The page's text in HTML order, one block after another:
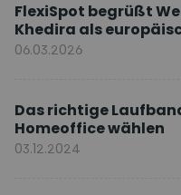
FlexiSpot begrüßt
Khedira als
Markenbotschafter
06.03.2026
Das richtige
Homeoffice wählen
03.12.2024